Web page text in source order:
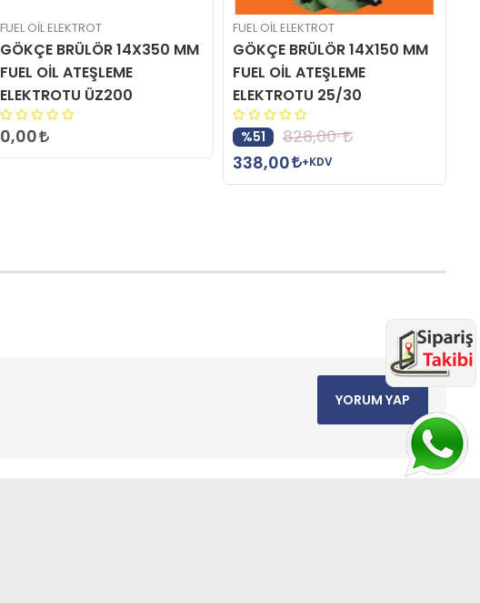
FUEL OİL ELEKTROT
GÖKÇE BRÜLÖR 14X350 MM
FUEL OİL ATEŞLEME
ELEKTROTU ÜZ200
0,00
FUEL OİL ELEKTROT
GÖKÇE BRÜLÖR 14X150 MM
FUEL OİL ATEŞLEME
ELEKTROTU 25/30
%51
828,00
338,00
+KDV
YORUM YAP